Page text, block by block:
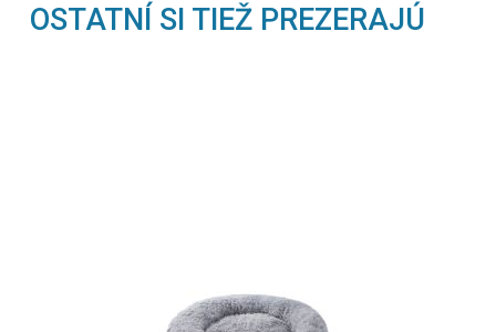
OSTATNÍ SI TIEŽ PREZERAJÚ